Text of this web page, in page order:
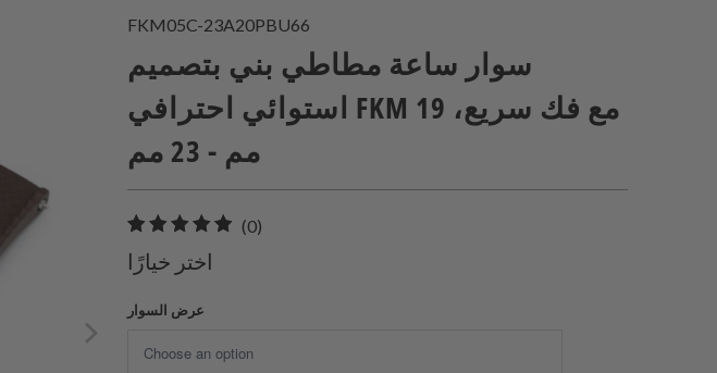
FKM05C-23A20PBU66
سوار ساعة مطاطي بني بتصميم
استوائي احترافي FKM مع فك سريع، 19
مم - 23 مم
(0)
اختر خيارًا
عرض السوار